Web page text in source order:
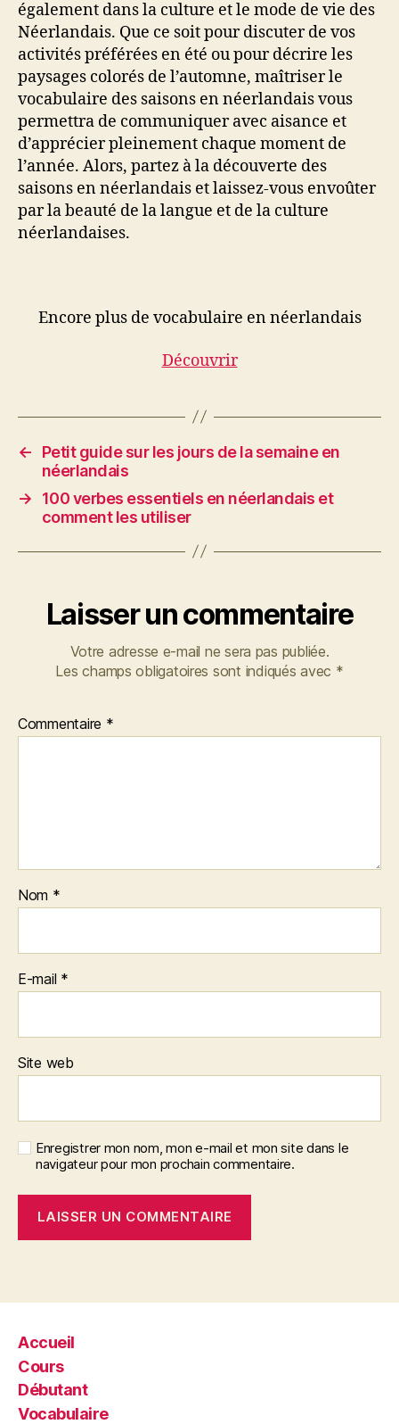
également dans la culture et le mode de vie des
Néerlandais. Que ce soit pour discuter de vos
activités préférées en été ou pour décrire les
paysages colorés de l’automne, maîtriser le
vocabulaire des saisons en néerlandais vous
permettra de communiquer avec aisance et
d’apprécier pleinement chaque moment de
l’année. Alors, partez à la découverte des
saisons en néerlandais et laissez-vous envoûter
par la beauté de la langue et de la culture
néerlandaises.
Encore plus de vocabulaire en néerlandais
Découvrir
←
Petit guide sur les jours de la semaine en
néerlandais
→
100 verbes essentiels en néerlandais et
comment les utiliser
Laisser un commentaire
Votre adresse e-mail ne sera pas publiée.
Les champs obligatoires sont indiqués avec *
Commentaire *
Nom *
E-mail *
Site web
Enregistrer mon nom, mon e-mail et mon site dans le
navigateur pour mon prochain commentaire.
Accueil
Cours
Débutant
Vocabulaire